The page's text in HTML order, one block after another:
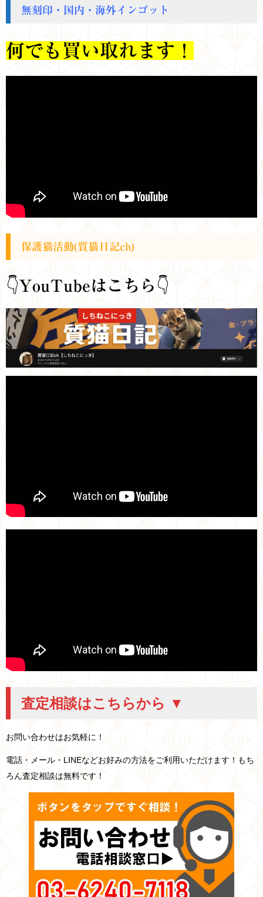
無刻印・国内・海外インゴット
何でも買い取れます！
保護猫活動(質猫日記ch)
👇YouTubeはこちら 👇
査定相談はこちらから ▼
お問い合わせはお気軽に！
電話・メール・LINEなどお好みの方法をご利用いただけます！もち
ろん査定相談は無料です！